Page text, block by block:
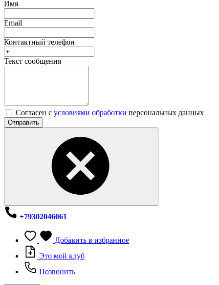
Имя
Email
Контактный телефон
Текст сообщения
Согласен с условиями обработки персональных данных
Отправить
+79302046061
Добавить в избранное
Это мой клуб
Позвонить